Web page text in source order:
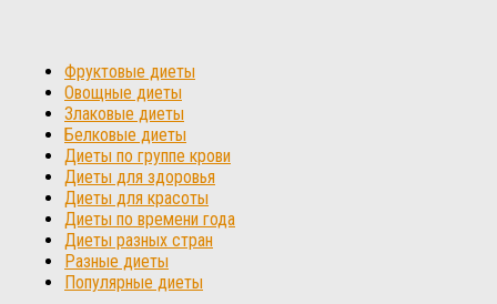
Фруктовые диеты
Овощные диеты
Злаковые диеты
Белковые диеты
Диеты по группе крови
Диеты для здоровья
Диеты для красоты
Диеты по времени года
Диеты разных стран
Разные диеты
Популярные диеты